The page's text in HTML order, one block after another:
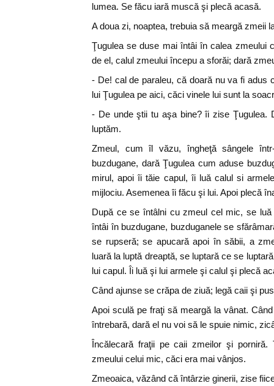
lumea. Se făcu iară muscă şi plecă acasă.
A doua zi, noaptea, trebuia să meargă zmeii
Ţugulea se duse mai întâi în calea zmeului
de el, calul zmeului începu a sforăi; dară
- De! cal de paraleu, că doară nu va fi adus
lui Ţugulea pe aici, căci vinele lui sunt la
- De unde ştii tu aşa bine? îi zise Ţugulea.
luptăm.
Zmeul, cum îl văzu, îngheţă sângele
buzdugane, dară Ţugulea cum aduse
mirul, apoi îi tăie capul, îi luă calul si
mijlociu. Asemenea îi făcu şi lui. Apoi plecă
După ce se întâlni cu zmeul cel mic, se
întâi în buzdugane, buzduganele se
se rupseră; se apucară apoi în săbii, a
luară la luptă dreaptă, se luptară ce se
lui capul. Îi luă şi lui armele şi calul şi plecă
Când ajunse se crăpa de ziuă; legă caii şi
Apoi sculă pe fraţi să meargă la vânat.
întrebară, dară el nu voi să le spuie nimic,
Încălecară fraţii pe caii zmeilor şi porniră.
zmeului celui mic, căci era mai vânjos.
Zmeoaica, văzând că întârzie ginerii, zise